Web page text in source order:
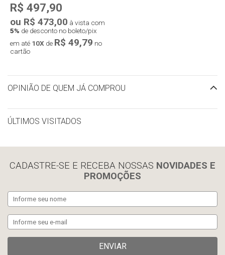
R$ 497,90
ou R$ 473,00 à vista com
5% de desconto no boleto/pix
em até 10X de R$ 49,79 no
cartão
OPINIÃO DE QUEM JÁ COMPROU
ÚLTIMOS VISITADOS
CADASTRE-SE E RECEBA NOSSAS NOVIDADES E
PROMOÇÕES
ENVIAR